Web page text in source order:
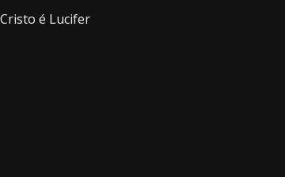
Cristo é Lucifer